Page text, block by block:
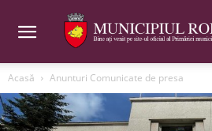
Acasă Anunturi Comunicate de presa